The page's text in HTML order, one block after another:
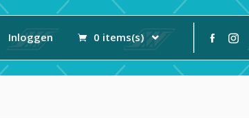
Inloggen 0 items(s)